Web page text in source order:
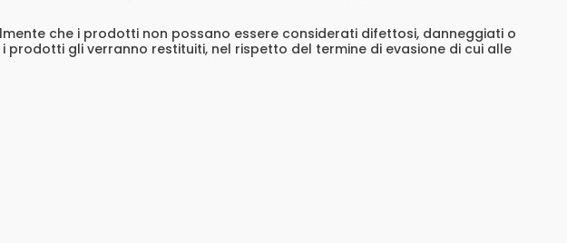
che i prodotti non possano essere considerati difettosi, danneggiati o
gli verranno restituiti, nel rispetto del termine di evasione di cui alle